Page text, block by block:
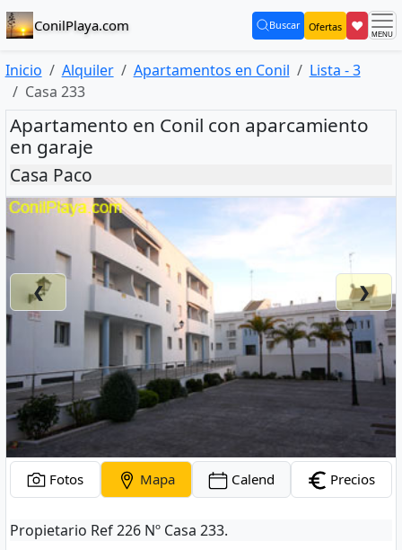
ConilPlaya.com Buscar
(current) Ofertas ❤
Inicio Alquiler Apartamentos en Conil
Lista - 3
Casa 233
Apartamento en Conil con aparcamiento
en garaje
Casa Paco
❮ ❯
Fotos Mapa Calend Precios
Propietario Ref 226 Nº Casa 233.